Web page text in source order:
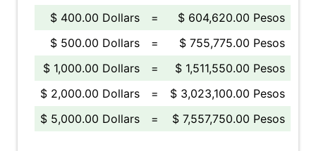
$ 400.00 Dollars
=
$ 604,620.00 Pesos
$ 500.00 Dollars
=
$ 755,775.00 Pesos
$ 1,000.00 Dollars
=
$ 1,511,550.00 Pesos
$ 2,000.00 Dollars
=
$ 3,023,100.00 Pesos
$ 5,000.00 Dollars
= $ 7,557,750.00 Pesos